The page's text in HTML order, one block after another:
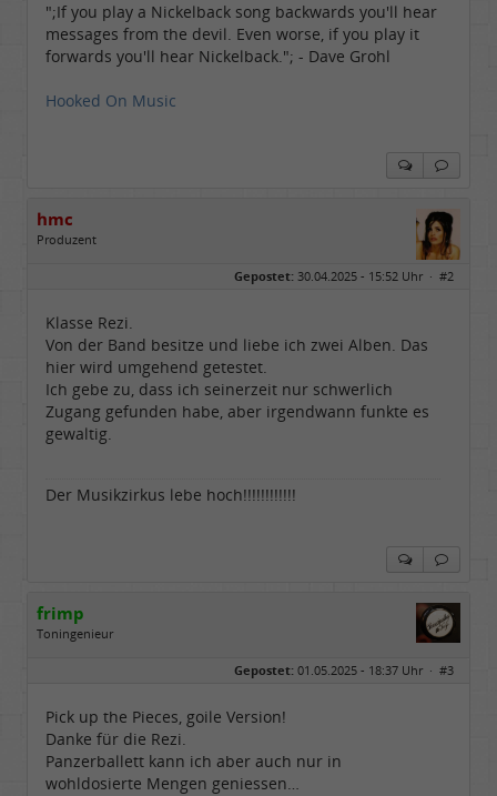
";If you play a Nickelback song backwards you'll hear
messages from the devil. Even worse, if you play it
forwards you'll hear Nickelback."; - Dave Grohl
Hooked On Music
hmc
Produzent
Beiträge:
17571
Dabei seit:
04 / 2006
Gepostet: 30.04.2025 - 15:52 Uhr · #2
Klasse Rezi.
Von der Band besitze und liebe ich zwei Alben. Das
hier wird umgehend getestet.
Ich gebe zu, dass ich seinerzeit nur schwerlich
Zugang gefunden habe, aber irgendwann funkte es
gewaltig.
Der Musikzirkus lebe hoch!!!!!!!!!!!!
frimp
Toningenieur
Dabei seit:
02 / 2012
Gepostet: 01.05.2025 - 18:37 Uhr · #3
Pick up the Pieces, goile Version!
Danke für die Rezi.
Panzerballett kann ich aber auch nur in
wohldosierte Mengen geniessen…